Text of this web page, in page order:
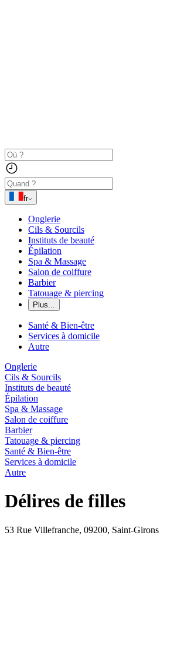
fr
Onglerie
Cils & Sourcils
Instituts de beauté
Épilation
Spa & Massage
Salon de coiffure
Barbier
Tatouage & piercing
Plus...
Santé & Bien-être
Services à domicile
Autre
Onglerie
Cils & Sourcils
Instituts de beauté
Épilation
Spa & Massage
Salon de coiffure
Barbier
Tatouage & piercing
Santé & Bien-être
Services à domicile
Autre
Délires de filles
53 Rue Villefranche, 09200, Saint-Girons